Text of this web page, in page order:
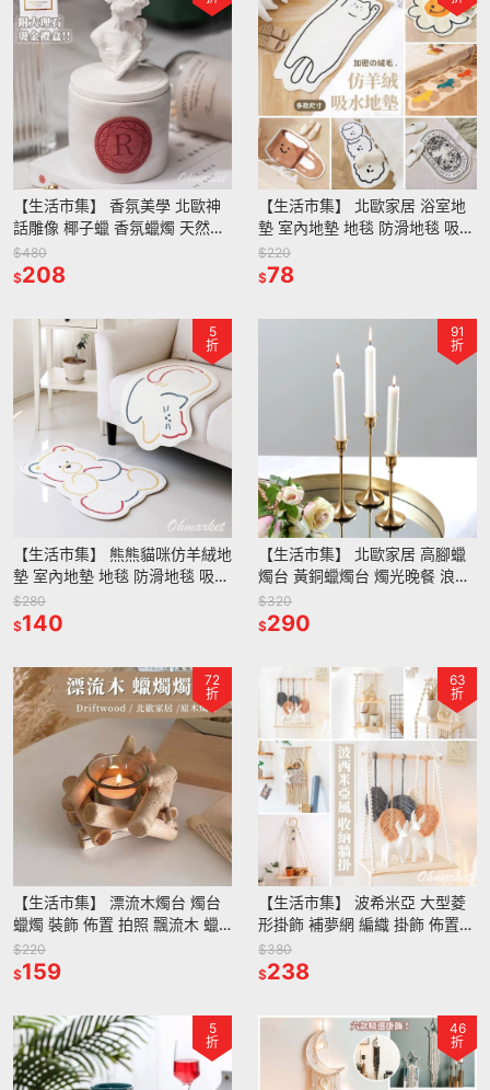
【生活市集】 香氛美學 北歐神
話雕像 椰子蠟 香氛蠟燭 天然精
油 香氛蠟燭 香薰蠟燭 大豆蠟擴
香交換禮物聖誕節
$480
$208
【生活市集】 北歐家居 浴室地
墊 室內地墊 地毯 防滑地毯 吸水
地毯 廁所地墊 腳踏墊防滑地墊
絨毛地毯
$220
$78
5
折
【生活市集】 熊熊貓咪仿羊絨地
墊 室內地墊 地毯 防滑地毯 吸水
地毯 廁所地墊 腳踏墊防滑地墊
絨毛 地毯
$280
$140
91
折
【生活市集】 北歐家居 高腳蠟
燭台 黃銅蠟燭台 燭光晚餐 浪漫
氣氛 派對 蠟燭 北歐 燭台派對香
氛蠟燭佈
$320
$290
72
折
【生活市集】 漂流木燭台 燭台
蠟燭 裝飾 佈置 拍照 飄流木 蠟
燭台 氣氛 浪漫
$220
$159
63
折
【生活市集】 波希米亞 大型菱
形掛飾 補夢網 編織 掛飾 佈置
露營 北歐補夢網 交換禮物 婚禮
波希米亞
$380
$238
5
折
46
折